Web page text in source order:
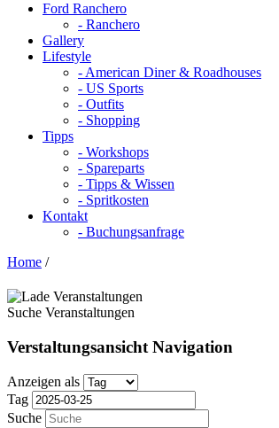
Ford Ranchero
- Ranchero
Gallery
Lifestyle
- American Diner & Roadhouses
- US Sports
- Outfits
- Shopping
Tipps
- Workshops
- Spareparts
- Tipps & Wissen
- Spritkosten
Kontakt
- Buchungsanfrage
Home /
Suche Veranstaltungen
Verstaltungsansicht Navigation
Anzeigen als
Tag
Suche